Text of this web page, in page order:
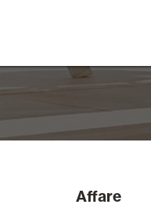
Affare